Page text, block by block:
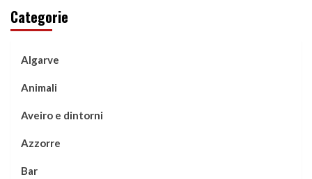
Categorie
Algarve
Animali
Aveiro e dintorni
Azzorre
Bar